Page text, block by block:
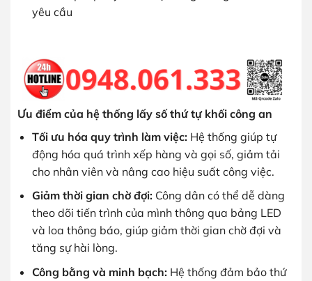
yêu cầu
Ưu điểm của hệ thống lấy số thứ tự khối công an
Tối ưu hóa quy trình làm việc:Hệ thống giúp tự
động hóa quá trình xếp hàng và gọi số, giảm tải
cho nhân viên và nâng cao hiệu suất công việc.
Giảm thời gian chờ đợi:Công dân có thể dễ dàng
theo dõi tiến trình của mình thông qua bảng LED
và loa thông báo, giúp giảm thời gian chờ đợi và
tăng sự hài lòng.
Công bằng và minh bạch:Hệ thống đảm bảo thứ